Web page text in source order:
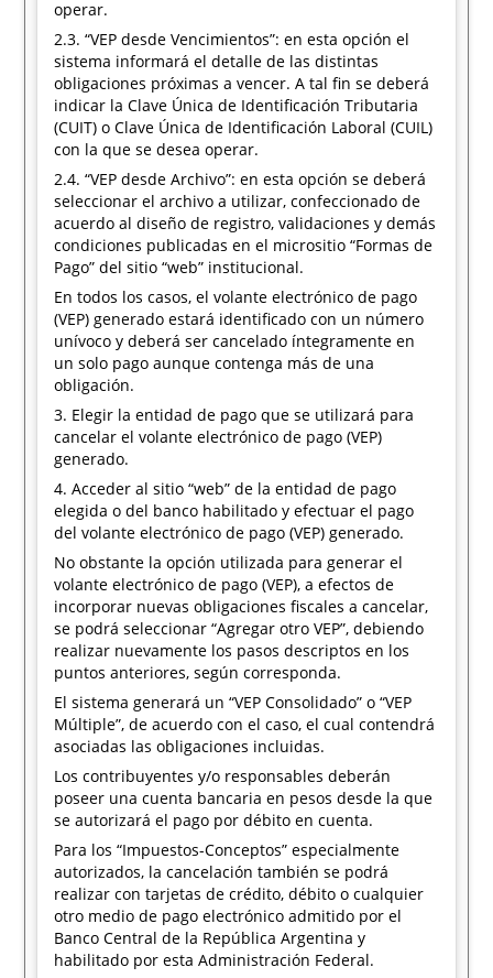
operar.
2.3. “VEP desde Vencimientos”: en esta opción el
sistema informará el detalle de las distintas
obligaciones próximas a vencer. A tal fin se deberá
indicar la Clave Única de Identificación Tributaria
(CUIT) o Clave Única de Identificación Laboral (CUIL)
con la que se desea operar.
2.4. “VEP desde Archivo”: en esta opción se deberá
seleccionar el archivo a utilizar, confeccionado de
acuerdo al diseño de registro, validaciones y demás
condiciones publicadas en el micrositio “Formas de
Pago” del sitio “web” institucional.
En todos los casos, el volante electrónico de pago
(VEP) generado estará identificado con un número
unívoco y deberá ser cancelado íntegramente en
un solo pago aunque contenga más de una
obligación.
3. Elegir la entidad de pago que se utilizará para
cancelar el volante electrónico de pago (VEP)
generado.
4. Acceder al sitio “web” de la entidad de pago
elegida o del banco habilitado y efectuar el pago
del volante electrónico de pago (VEP) generado.
No obstante la opción utilizada para generar el
volante electrónico de pago (VEP), a efectos de
incorporar nuevas obligaciones fiscales a cancelar,
se podrá seleccionar “Agregar otro VEP”, debiendo
realizar nuevamente los pasos descriptos en los
puntos anteriores, según corresponda.
El sistema generará un “VEP Consolidado” o “VEP
Múltiple”, de acuerdo con el caso, el cual contendrá
asociadas las obligaciones incluidas.
Los contribuyentes y/o responsables deberán
poseer una cuenta bancaria en pesos desde la que
se autorizará el pago por débito en cuenta.
Para los “Impuestos-Conceptos” especialmente
autorizados, la cancelación también se podrá
realizar con tarjetas de crédito, débito o cualquier
otro medio de pago electrónico admitido por el
Banco Central de la República Argentina y
habilitado por esta Administración Federal.